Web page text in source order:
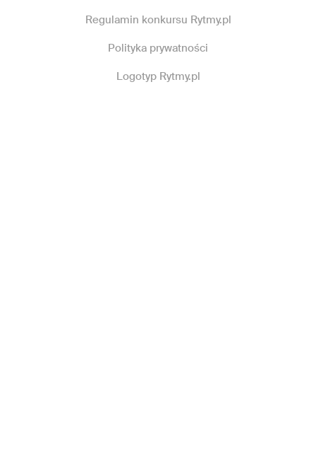
Regulamin konkursu Rytmy.pl
Polityka prywatności
Logotyp Rytmy.pl